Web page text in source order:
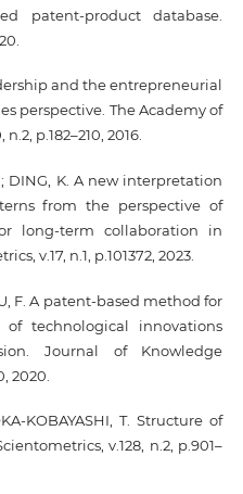
patent-product database.
and the entrepreneurial
perspective. The Academy of
p.182–210, 2016.
DING, K. A new interpretation
from the perspective of
long-term collaboration in
v.17, n.1, p.101372, 2023.
F. A patent-based method for
technological innovations
Journal of Knowledge
2020.
KOBAYASHI, T. Structure of
v.128, n.2, p.901–